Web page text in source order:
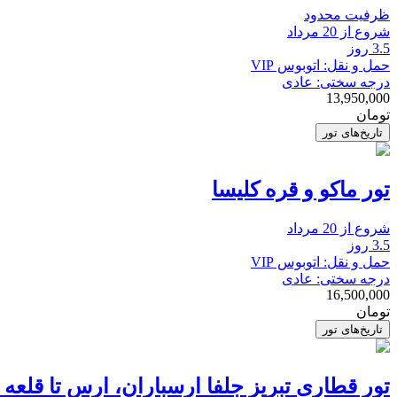
ظرفیت محدود
شروع از 20 مرداد
3.5 روز
حمل و نقل: اتوبوس VIP
درجه سختی: عادی
13,950,000
تومان
تاریخ‌های تور
تور ماکو و قره کلیسا
شروع از 20 مرداد
3.5 روز
حمل و نقل: اتوبوس VIP
درجه سختی: عادی
16,500,000
تومان
تاریخ‌های تور
تور قطاری تبریز جلفا ارسباران، ارس تا قلعه